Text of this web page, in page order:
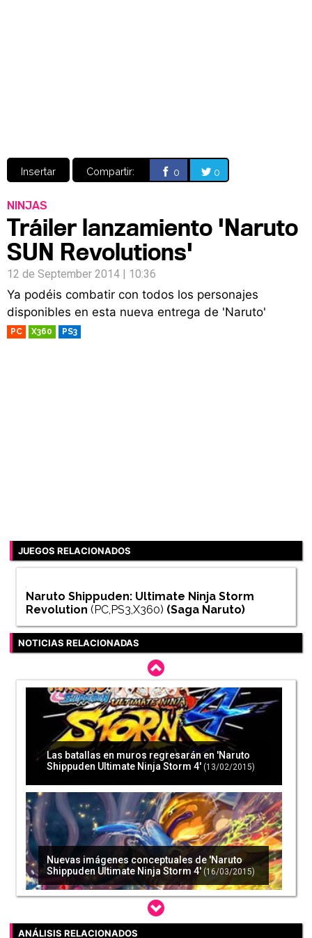
Insertar Compartir: 0 0
NINJAS
Tráiler lanzamiento 'Naruto
SUN Revolutions'
12 de September 2014 | 10:36
Ya podéis combatir con todos los personajes
disponibles en esta nueva entrega de 'Naruto'
PC X360 PS3
JUEGOS RELACIONADOS
Naruto Shippuden: Ultimate Ninja Storm
Revolution (PC,PS3,X360) (Saga Naruto)
NOTICIAS RELACIONADAS
Las batallas en muros regresarán en 'Naruto
Shippuden Ultimate Ninja Storm 4' (13/02/2015)
Nuevas imágenes conceptuales de 'Naruto
Shippuden Ultimate Ninja Storm 4' (16/03/2015)
ANÁLISIS RELACIONADOS